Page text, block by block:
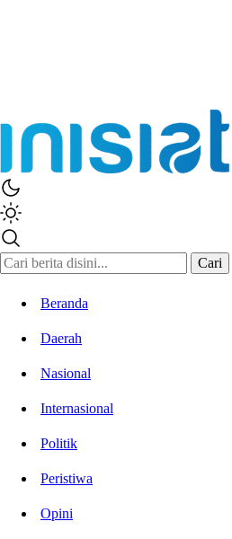
Cari
Beranda
Daerah
Nasional
Internasional
Politik
Peristiwa
Opini